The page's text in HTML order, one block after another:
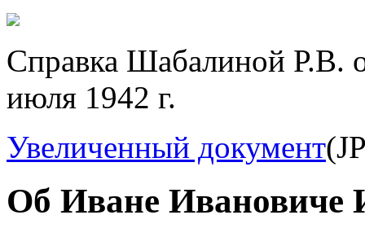
Справка Шабалиной Р.В.
июля 1942 г.
Увеличенный документ
Об Иване Ивановиче